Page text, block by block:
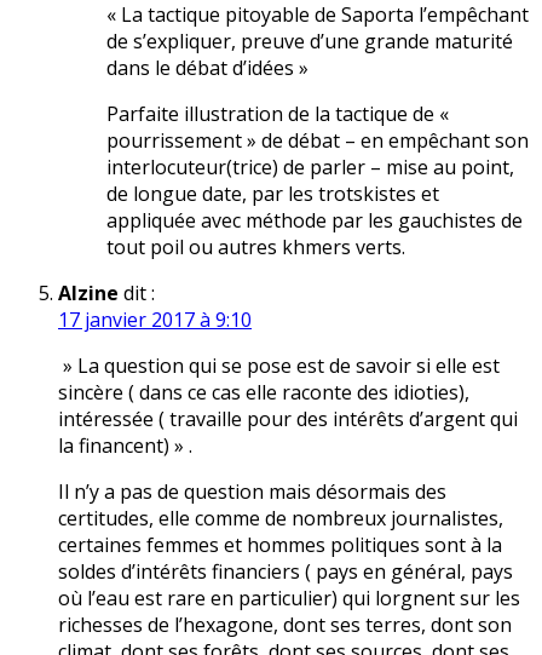
« La tactique pitoyable de Saporta l’empêchant
de s’expliquer, preuve d’une grande maturité
dans le débat d’idées »
Parfaite illustration de la tactique de «
pourrissement » de débat – en empêchant son
interlocuteur(trice) de parler – mise au point,
de longue date, par les trotskistes et
appliquée avec méthode par les gauchistes de
tout poil ou autres khmers verts.
Alzine dit :
17 janvier 2017 à 9:10
» La question qui se pose est de savoir si elle est
sincère ( dans ce cas elle raconte des idioties),
intéressée ( travaille pour des intérêts d’argent qui
la financent) » .
Il n’y a pas de question mais désormais des
certitudes, elle comme de nombreux journalistes,
certaines femmes et hommes politiques sont à la
soldes d’intérêts financiers ( pays en général, pays
où l’eau est rare en particulier) qui lorgnent sur les
richesses de l’hexagone, dont ses terres, dont son